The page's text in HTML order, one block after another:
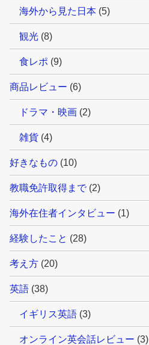
海外から見た日本 (5)
観光 (8)
食レポ (9)
商品レビュー (6)
ドラマ・映画 (2)
雑貨 (4)
好きなもの (10)
教職免許取得まで(2)
海外在住者インタビュー (1)
経験したこと (28)
考え方 (20)
英語 (38)
イギリス英語 (3)
オンライン英会話レビュー (3)